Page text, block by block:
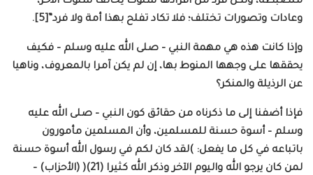
وعادات وتصورات تختلف؛ فلا تكاد تفلح بهذا أمة ولا فرد”[5].
وإذا كانت هذه هي مهمة النبي – صلى الله عليه وسلم – فكيف
يحققها على وجهها المنوط بها، إن لم يكن آمرا بالمعروف، وناهيا
عن الرذيلة والمنكر؟
فإذا أضفنا إلى ما ذكرناه من حقائق كون النبي – صلى الله عليه
وسلم – أسوة حسنة للمسلمين، وأن المسلمين مأمورون
باتباعه في كل ما يفعل: )لقد كان لكم في رسول الله أسوة حسنة
لمن كان يرجو الله واليوم الآخر وذكر الله كثيرا (21)( (الأحزاب) –